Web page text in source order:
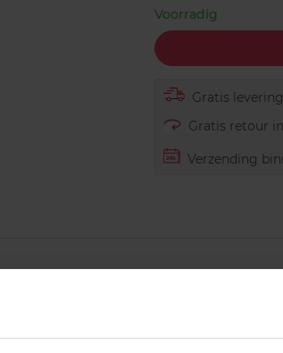
Voorradig
Gratis levering
Gratis retour
Verzending